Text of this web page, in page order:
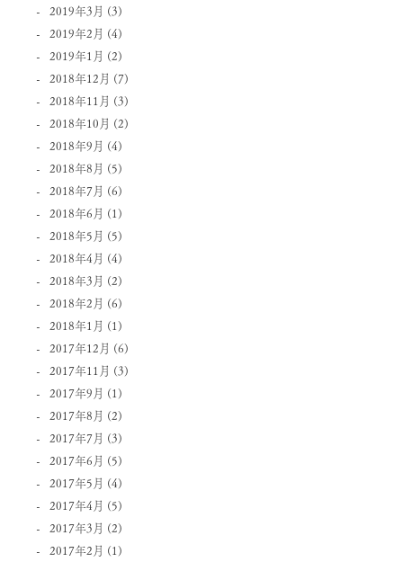
2019年3月 (3)
2019年2月 (4)
2019年1月 (2)
2018年12月 (7)
2018年11月 (3)
2018年10月 (2)
2018年9月 (4)
2018年8月 (5)
2018年7月 (6)
2018年6月 (1)
2018年5月 (5)
2018年4月 (4)
2018年3月 (2)
2018年2月 (6)
2018年1月 (1)
2017年12月 (6)
2017年11月 (3)
2017年9月 (1)
2017年8月 (2)
2017年7月 (3)
2017年6月 (5)
2017年5月 (4)
2017年4月 (5)
2017年3月 (2)
2017年2月 (1)